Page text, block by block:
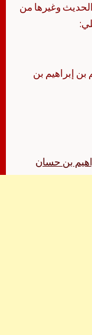
وغيرها من
بن إبراهيم بن
بن حسان